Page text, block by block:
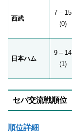
西武
7 – 15
(0)
日本ハム
9 – 14
(1)
セパ交流戦順位
順位詳細